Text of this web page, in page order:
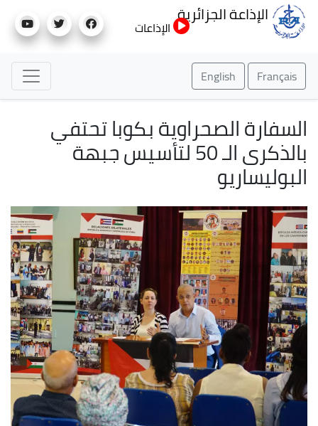
إلى
الإذاعة الجزائرية
الإذاعات
Français
English
السفارة الصحراوية بكوبا تحتفي
بالذكرى الـ 50 لتأسيس جبهة
البوليساريو